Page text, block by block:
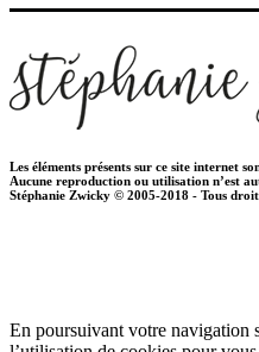
Les éléments présents sur ce site internet
Aucune reproduction ou utilisation n’est
Stéphanie Zwicky © 2005-2018 - Tous
En poursuivant votre navigation